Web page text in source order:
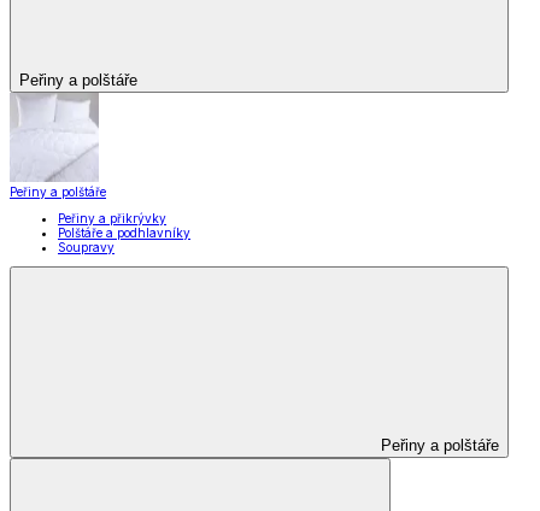
Peřiny a polštáře
Peřiny a polštáře
Peřiny a přikrývky
Polštáře a podhlavníky
Soupravy
Peřiny a polštáře